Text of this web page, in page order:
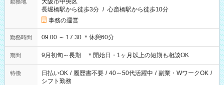
勤務地
大阪市中央区
長堀橋駅から徒歩3分 / 心斎橋駅から徒歩10分
事務の運営
勤務時間 09:00 ～ 17:30 ＊休憩60分
期間 9月初旬～長期 ＊開始日・1ヶ月以上の短期も相談OK
特徴 日払いOK / 履歴書不要 / 40～50代活躍中 / 副業・WワークOK /
シフト勤務